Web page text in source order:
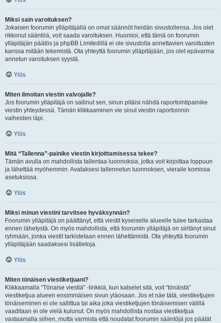
Miksi sain varoituksen?
Jokaisen foorumin ylläpitäjällä on omat säännöt heidän sivustollensa. Jos olet
rikkonut sääntöä, voit saada varoituksen. Huomioi, että tämä on foorumin
ylläpitäjän päätös ja phpBB Limitedillä ei ole sivustolla annettavien varoitusten
kanssa mitään tekemistä. Ota yhteyttä foorumin ylläpitäjään, jos olet epävarma
annetun varoituksen syystä.
Ylös
Miten ilmoitan viestin valvojalle?
Jos foorumin ylläpitäjä on sallinut sen, sinun pitäisi nähdä raportointipainike
viestin yhteydessä. Tämän klikkaaminen vie sinut viestin raportoinnin
vaiheiden läpi.
Ylös
Mitä “Tallenna”-painike viestin kirjoittamisessa tekee?
Tämän avulla on mahdollista tallentaa luonnoksia, jotka voit kirjoittaa loppuun
ja lähettää myöhemmin. Avataksesi tallennetun luonnoksen, vieraile komissa
asetuksissa.
Ylös
Miksi minun viestini tarvitsee hyväksynnän?
Foorumin ylläpitäjä on päättänyt, että viestit kyseiselle alueelle tulee tarkastaa
ennen lähetystä. On myös mahdollista, että foorumin ylläpitäjä on siirtänyt sinut
ryhmään, jonka viestit tarkistetaan ennen lähettämistä. Ota yhteyttä foorumin
ylläpitäjään saadaksesi lisätietoja.
Ylös
Miten tönäisen viestiketjuani?
Klikkaamalla “Tönaise viestiä” -linkkiä, kun katselet sitä, voit “tönäistä”
viestiketjua alueen ensimmäisen sivun yläosaan. Jos et näe tätä, viestiketjujen
tönäiseminen ei ole sallittua tai aika joka viestiketjujen tönäisemisen välillä
vaaditaan ei ole vielä kulunut. On myös mahdollista nostaa viestiketjua
vastaamalla siihen, mutta varmista että noudatat foorumin sääntöjä jos päätät